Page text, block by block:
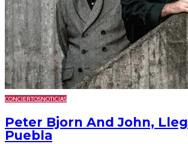
CONCIERTOSNOTICIAS
Peter Bjorn And John,
Puebla